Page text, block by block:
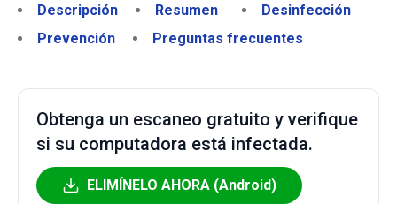
Descripción
Resumen
Desinfección
Prevención
Preguntas frecuentes
Obtenga un escaneo gratuito y verifique
si su computadora está infectada.
ELIMÍNELO AHORA (Android)